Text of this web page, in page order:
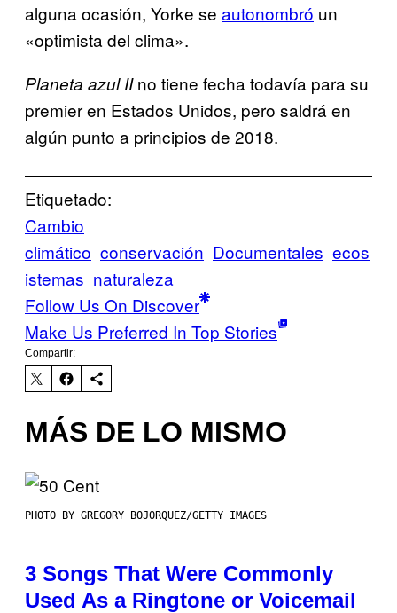
alguna ocasión, Yorke se autonombró un
«optimista del clima».
Planeta azul IIno tiene fecha todavía para su
premier en Estados Unidos, pero saldrá en
algún punto a principios de 2018.
Etiquetado:
Cambio
climático conservación Documentales ecos
istemas naturaleza
Follow Us On Discover
Make Us Preferred In Top Stories
Compartir:
MÁS DE LO MISMO
PHOTO BY GREGORY BOJORQUEZ/GETTY IMAGES
3 Songs That Were Commonly
Used As a Ringtone or Voicemail